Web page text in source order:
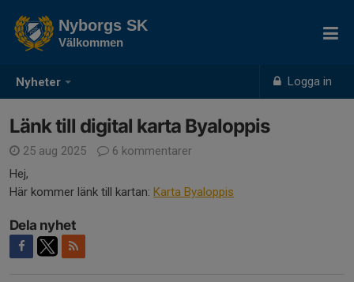
Nyheter Logga in
Nyborgs SK
Välkommen
Länk till digital karta Byaloppis
25 aug 2025
6 kommentarer
Hej,
Här kommer länk till kartan: Karta Byaloppis
Dela nyhet